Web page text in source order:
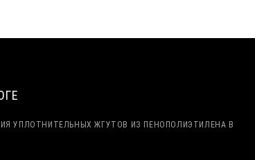
УПЛОТНИТЕЛЬНЫХ ЖГУТОВ ИЗ ПЕНОПОЛИЭТИЛЕНА В